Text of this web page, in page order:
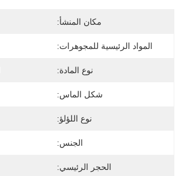
مكان المنشأ:
المواد الرئيسية للمجوهرات:
نوع المادة:
شكل الماس:
نوع اللؤلؤ:
الجنس:
الحجر الرئيسي: